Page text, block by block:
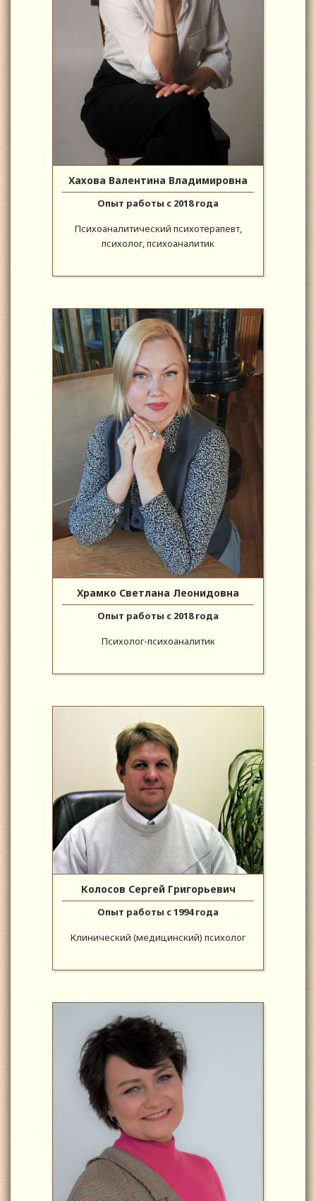
Хахова Валентина Владимировна
Опыт работы с 2018 года
Психоаналитический психотерапевт,
психолог, психоаналитик
Храмко Светлана Леонидовна
Опыт работы с 2018 года
Психолог-психоаналитик
Колосов Сергей Григорьевич
Опыт работы с 1994 года
Клинический (медицинский) психолог